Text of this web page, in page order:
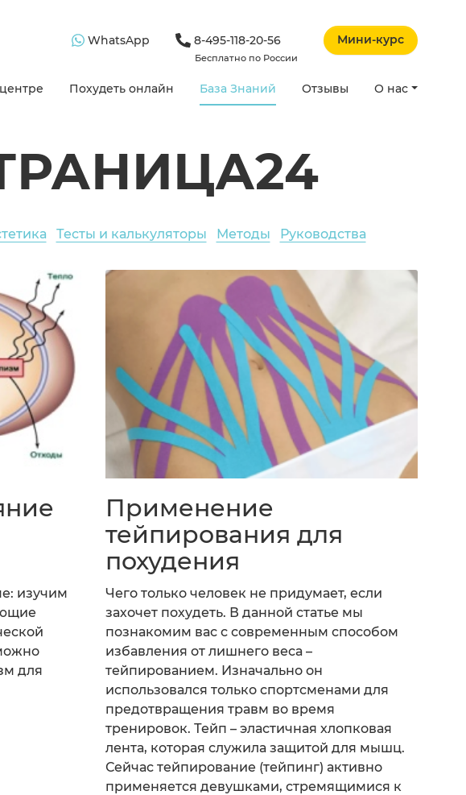
WhatsApp 8-495-118-20-56
Бесплатно по России
Мини-курс
Похудеть онлайн База Знаний Отзывы О нас
Тесты и калькуляторы Методы Руководства
изучим
для
Применение
тейпирования для
похудения
Чего только человек не придумает, если
захочет похудеть. В данной статье мы
познакомим вас с современным способом
избавления от лишнего веса –
тейпированием. Изначально он
использовался только спортсменами для
предотвращения травм во время
тренировок. Тейп – эластичная хлопковая
лента, которая служила защитой для мышц.
Сейчас тейпирование (тейпинг) активно
применяется девушками, стремящимися к